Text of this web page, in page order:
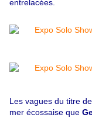
entrelacées.
Les vagues du titre
mer écossaise que